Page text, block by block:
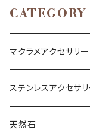
CATEGORY
マクラメアクセサリー
ネックレス
ブレスレット
ステンレスアクセサ
ネックレス
天然石